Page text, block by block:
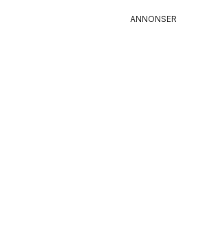
ANNONSER